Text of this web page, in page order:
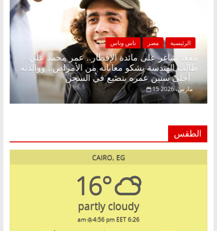
الرئيسية مصر ناس وناس
مقعد شاغر على مائدة الإفطار.. عمر محمد علي
طالب الهندسة يشكو معاناته من الأمراض.. ووالدته:
أحلى سنين عمره بتضيع في السجن
15 مارس، 2026
الطقس
CAIRO, EG
16°
partly cloudy
6:26 am
4:56 pm EET